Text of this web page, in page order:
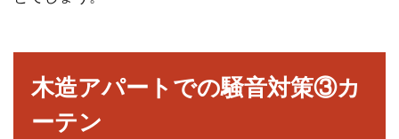
木造アパートでの騒音対策③カ
ーテン